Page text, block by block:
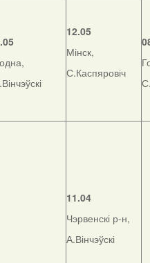
12.05
Мінск,
С.Каспяровіч
11.04
Чэрвенскі р-н,
А.Вінчэўскі